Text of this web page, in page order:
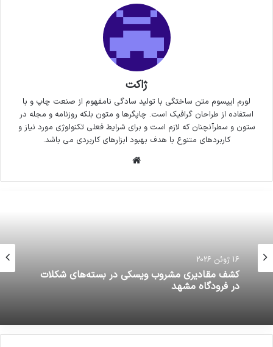
ژاکت
لورم ایپسوم متن ساختگی با تولید سادگی نامفهوم از صنعت چاپ و با
استفاده از طراحان گرافیک است. چاپگرها و متون بلکه روزنامه و مجله در
ستون و سطرآنچنان که لازم است و برای شرایط فعلی تکنولوژی مورد نیاز و
کاربردهای متنوع با هدف بهبود ابزارهای کاربردی می باشد.
16 ژوئن 2026
کشف مقادیری مشروب ویسکی در بسته‎های شکلات
در فرودگاه مشهد